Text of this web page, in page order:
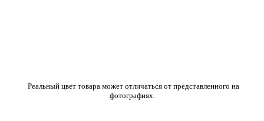
Реальный цвет товара может отличаться от представленного на
фотографиях.